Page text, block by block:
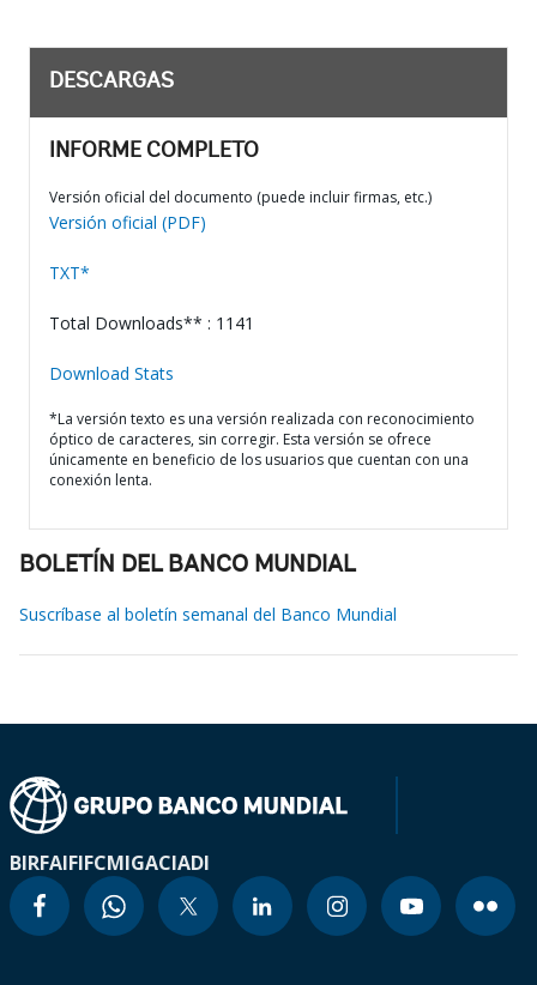
DESCARGAS
INFORME COMPLETO
Versión oficial del documento (puede incluir firmas, etc.)
Versión oficial (PDF)
TXT*
Total Downloads** : 1141
Download Stats
*La versión texto es una versión realizada con reconocimiento
óptico de caracteres, sin corregir. Esta versión se ofrece
únicamente en beneficio de los usuarios que cuentan con una
conexión lenta.
BOLETÍN DEL BANCO MUNDIAL
Suscríbase al boletín semanal del Banco Mundial
BIRFAIFIFCMIGACIADI